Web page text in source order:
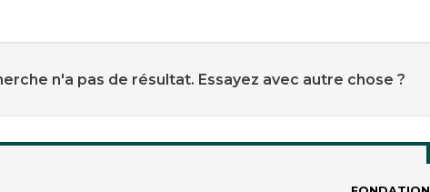
n'a pas de résultat. Essayez avec autre chose ?